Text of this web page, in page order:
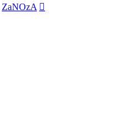
ZaNOzA